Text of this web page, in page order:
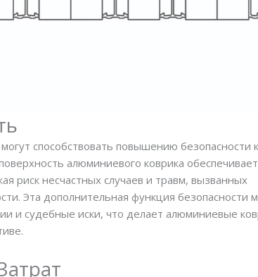
способствовать повышению безопасности
алюминиевого коврика обеспечивает
риск несчастных случаев и травм, вызванных
Эта дополнительная функция безопасности
и судебные иски, что делает алюминиевые